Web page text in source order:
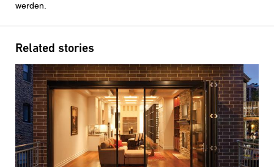
werden.
Related stories